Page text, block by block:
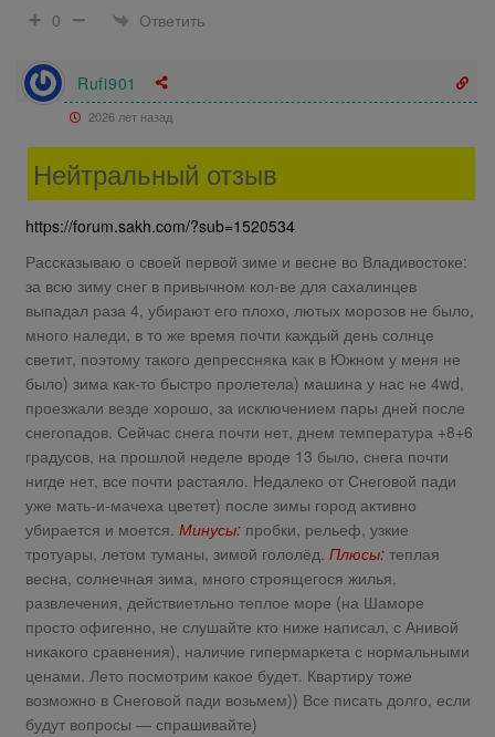
0
Ответить
Rufi901
2026 лет назад
Нейтральный отзыв
https://forum.sakh.com/?sub=1520534
Рассказываю о своей первой зиме и весне во Владивостоке:
за всю зиму снег в привычном кол-ве для сахалинцев
выпадал раза 4, убирают его плохо, лютых морозов не было,
много наледи, в то же время почти каждый день солнце
светит, поэтому такого депрессняка как в Южном у меня не
было) зима как-то быстро пролетела) машина у нас не 4wd,
проезжали везде хорошо, за исключением пары дней после
снегопадов. Сейчас снега почти нет, днем температура +8+6
градусов, на прошлой неделе вроде 13 было, снега почти
нигде нет, все почти растаяло. Недалеко от Снеговой пади
уже мать-и-мачеха цветет) после зимы город активно
убирается и моется. Минусы: пробки, рельеф, узкие
тротуары, летом туманы, зимой гололёд. Плюсы: теплая
весна, солнечная зима, много строящегося жилья,
развлечения, действиетльно теплое море (на Шаморе
просто офигенно, не слушайте кто ниже написал, с Анивой
никакого сравнения), наличие гипермаркета с нормальными
ценами. Лето посмотрим какое будет. Квартиру тоже
возможно в Снеговой пади возьмем)) Все писать долго, если
будут вопросы — спрашивайте)